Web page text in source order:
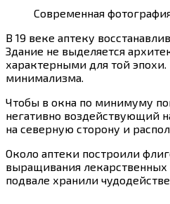
Современная
В 19 веке аптеку
Здание не выделяется
характерными для той
минимализма.
Чтобы в окна по минимуму
негативно воздействующий
на северную сторону и
Около аптеки построили
выращивания лекарственных
подвале хранили